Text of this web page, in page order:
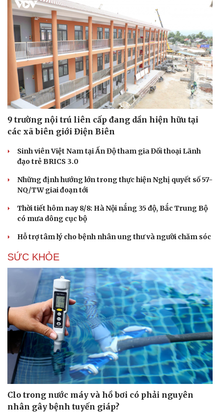
Sức khỏe
Dinh dưỡng - món ngon
Cây thuốc
Sản phụ khoa
Nhi khoa
Nam khoa
Làm đẹp - giảm cân
Phòng mạch online
Ăn sạch sống khỏe
Nhà đẹp
Blog
Tình yêu - Gia đình
9 trường nội trú liên cấp đang dần hiện hữu tại
các xã biên giới Điện Biên
Sinh viên Việt Nam tại Ấn Độ tham gia Đối thoại Lãnh
đạo trẻ BRICS 3.0
Những định hướng lớn trong thực hiện Nghị quyết số 57-
NQ/TW giai đoạn tới
Thời tiết hôm nay 8/8: Hà Nội nắng 35 độ, Bắc Trung Bộ
có mưa dông cục bộ
Hỗ trợ tâm lý cho bệnh nhân ung thư và người chăm sóc
SỨC KHỎE
Clo trong nước máy và hồ bơi có phải nguyên
nhân gây bệnh tuyến giáp?